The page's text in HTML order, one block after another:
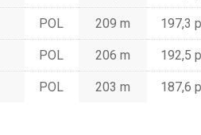
POL 209 m 197,3
POL 206 m 192,5
POL 203 m 187,6